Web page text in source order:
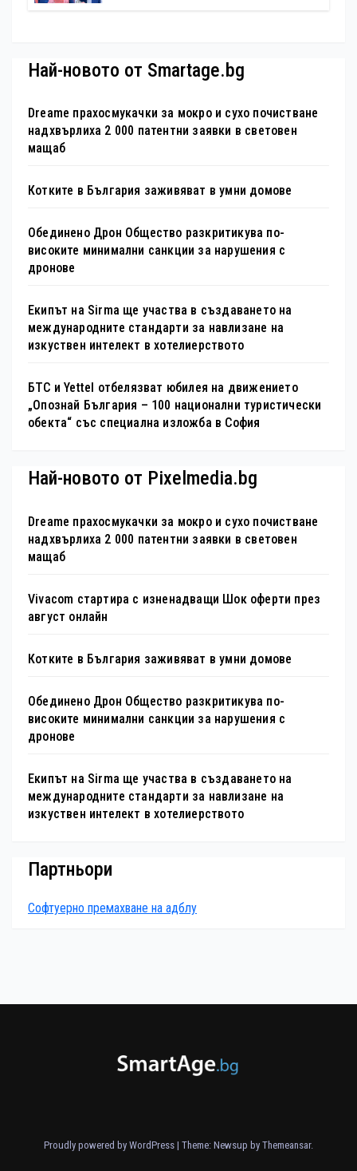
Най-новото от Smartage.bg
Dreame прахосмукачки за мокро и сухо почистване
надхвърлиха 2 000 патентни заявки в световен
мащаб
Котките в България заживяват в умни домове
Обединено Дрон Общество разкритикува по-
високите минимални санкции за нарушения с
дронове
Екипът на Sirma ще участва в създаването на
международните стандарти за навлизане на
изкуствен интелект в хотелиерството
БТС и Yettel отбелязват юбилея на движението
„Опознай България – 100 национални туристически
обекта“ със специална изложба в София
Най-новото от Pixelmedia.bg
Dreame прахосмукачки за мокро и сухо почистване
надхвърлиха 2 000 патентни заявки в световен
мащаб
Vivacom стартира с изненадващи Шок оферти през
август онлайн
Котките в България заживяват в умни домове
Обединено Дрон Общество разкритикува по-
високите минимални санкции за нарушения с
дронове
Екипът на Sirma ще участва в създаването на
международните стандарти за навлизане на
изкуствен интелект в хотелиерството
Партньори
Софтуерно премахване на адблу
Proudly powered by WordPress | Theme: Newsup by Themeansar.